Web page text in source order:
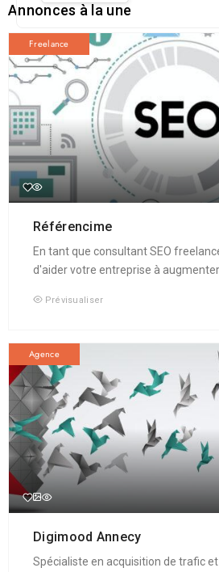
Annonces à la une
Freelance
Référencime
En tant que consultant SEO
d'aider votre entreprise à augmenter
Prévisualiser
Agence
Digimood Annecy
Spécialiste en acquisition de trafic